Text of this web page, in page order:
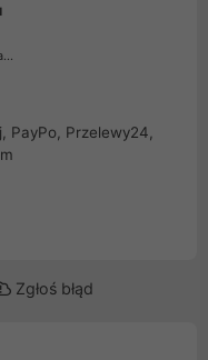
PayPo, Przelewy24,
Zgłoś błąd